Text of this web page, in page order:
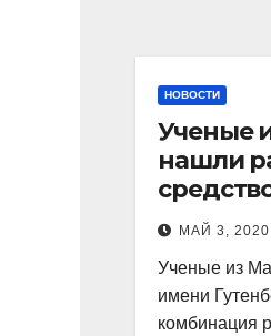
НОВОСТИ
Ученые
нашли
МАЙ 3, 2020
Ученые из
имени
комбинация